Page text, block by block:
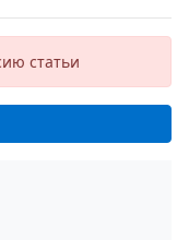
статьи